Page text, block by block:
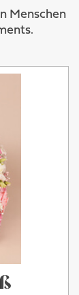
Menschen